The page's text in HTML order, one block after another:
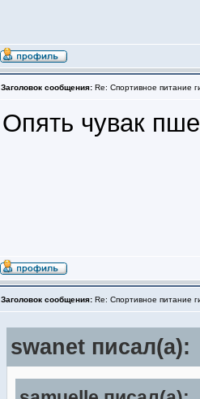
Заголовок сообщения: Re: Спортивное питание
Опять чувак
Заголовок сообщения: Re: Спортивное питание
swanet писал(а):